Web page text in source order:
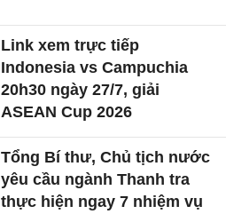
Link xem trực tiếp
Indonesia vs Campuchia
20h30 ngày 27/7, giải
ASEAN Cup 2026
Tổng Bí thư, Chủ tịch nước
yêu cầu ngành Thanh tra
thực hiện ngay 7 nhiệm vụ